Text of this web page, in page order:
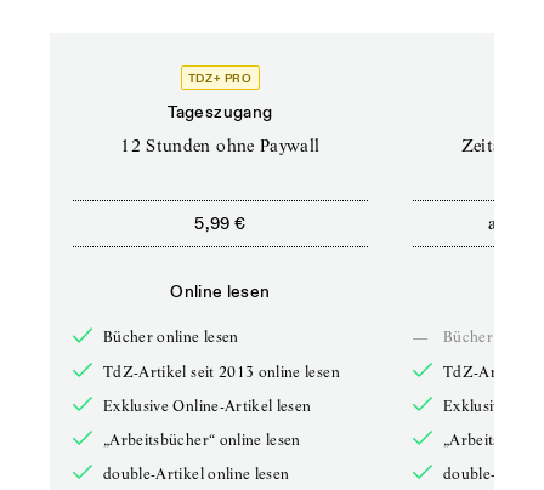
TDZ+ PRO
Tageszugang
12 Stunden ohne Paywall
5,99 €
Online lesen
Bücher online lesen
TdZ-Artikel seit 2013 online lesen
Exklusive Online-Artikel lesen
„Arbeitsbücher“ online lesen
double-Artikel online lesen
ab
—
Bücher online
TdZ-Artikel
Exklusive
double-